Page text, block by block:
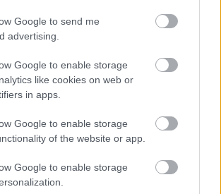
Google to send me
advertising.
Google to enable storage
like cookies on web or
in apps.
Google to enable storage
of the website or app.
Google to enable storage
hogy a jövőben ők is
a véradó mozgalmunkhoz!
Küldés
Messengeren
be
könnyebben megtaláld a